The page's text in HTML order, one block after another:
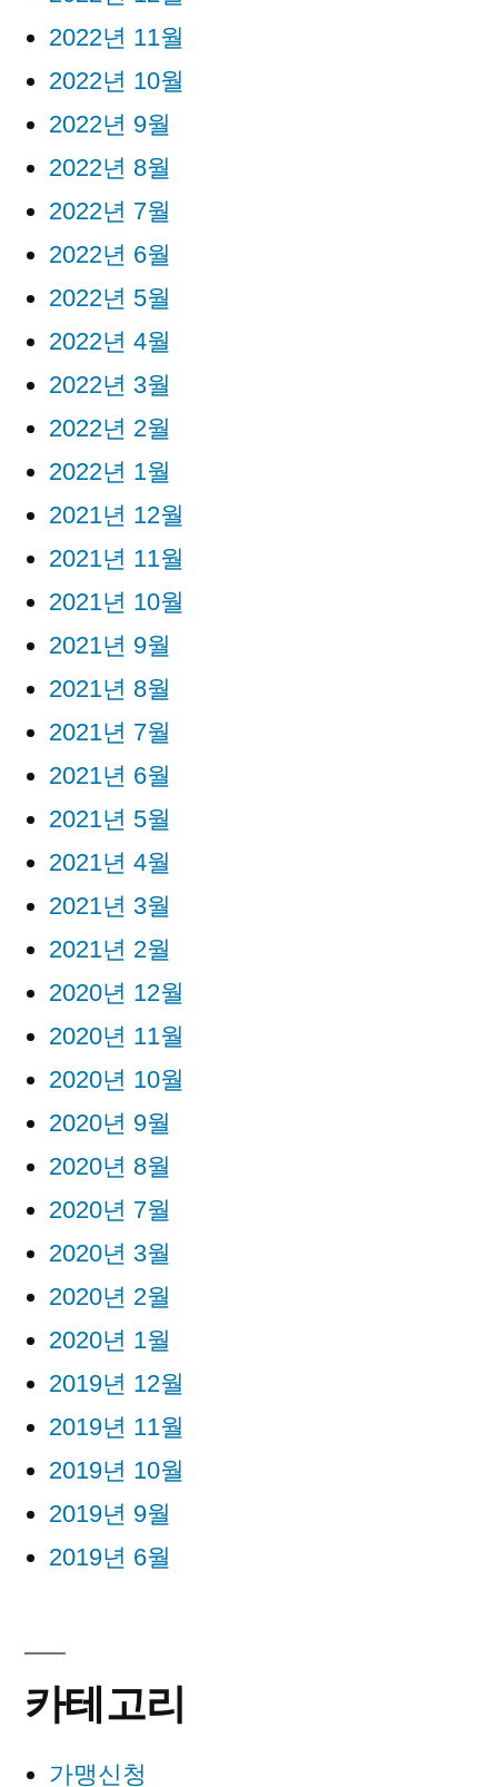
2022년 11월
2022년 10월
2022년 9월
2022년 8월
2022년 7월
2022년 6월
2022년 5월
2022년 4월
2022년 3월
2022년 2월
2022년 1월
2021년 12월
2021년 11월
2021년 10월
2021년 9월
2021년 8월
2021년 7월
2021년 6월
2021년 5월
2021년 4월
2021년 3월
2021년 2월
2020년 12월
2020년 11월
2020년 10월
2020년 9월
2020년 8월
2020년 7월
2020년 3월
2020년 2월
2020년 1월
2019년 12월
2019년 11월
2019년 10월
2019년 9월
2019년 6월
카테고리
가맹신청